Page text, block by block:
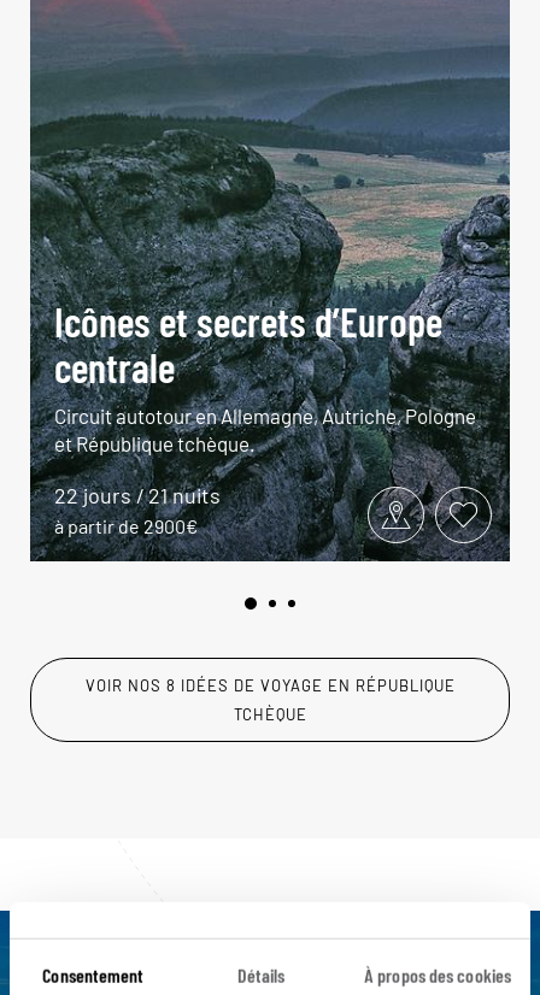
Consentement Détails À propos des cookies
Icônes et secrets d’Europe
centrale
Circuit autotour en Allemagne, Autriche, Pologne
et République tchèque.
22 jours / 21 nuits
à partir de 2900€
VOIR NOS 8 IDÉES DE VOYAGE EN RÉPUBLIQUE
TCHÈQUE